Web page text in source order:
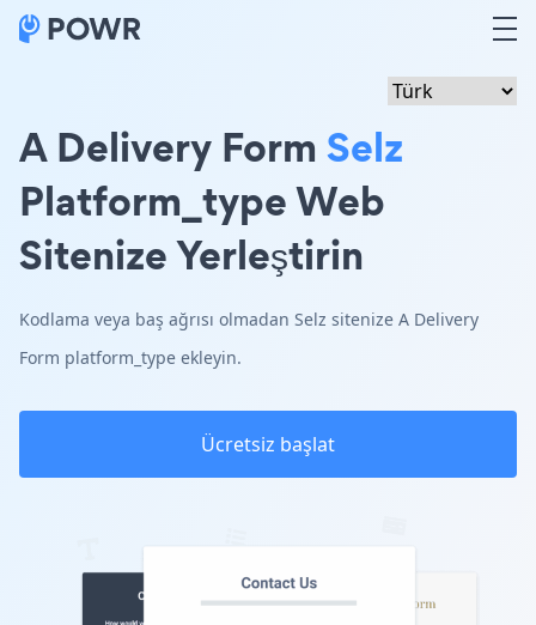
A Delivery Form Selz
Platform_type Web
Sitenize Yerleştirin
Kodlama veya baş ağrısı olmadan Selz sitenize A Delivery
Form platform_type ekleyin.
Ücretsiz başlat